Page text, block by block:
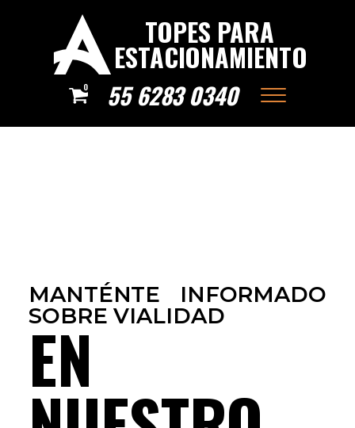
TOPES PARA
ESTACIONAMIENTO
0 55 6283 0340
MANTÉNTE INFORMADO
SOBRE VIALIDAD
EN